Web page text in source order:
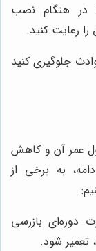
در هنگام نصب
رعایت کنید.
جلوگیری کنید
عمر آن و کاهش
به برخی از
دوره‌ای بازرسی
شود.